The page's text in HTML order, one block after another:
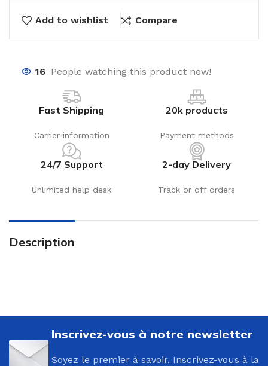
Add to wishlist Compare
16 People watching this product now!
Fast Shipping
Carrier information
20k products
Payment methods
24/7 Support
Unlimited help desk
2-day Delivery
Track or off orders
Description
Inscrivez-vous à notre newsletter
Soyez le premier à savoir. Inscrivez-vous à la